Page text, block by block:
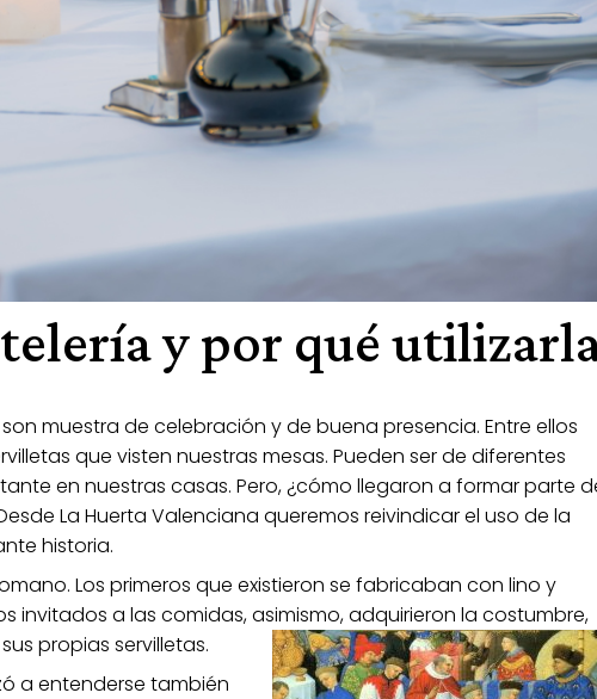
y por qué
muestra de celebración y de buena presencia. Entre ellos
que visten nuestras mesas. Pueden ser de diferentes
en nuestras casas. Pero, ¿cómo llegaron a formar parte
La Huerta Valenciana queremos reivindicar el uso de la
historia.
Los primeros que existieron se fabricaban con lino y
invitados a las comidas, asimismo, adquirieron la costumbre,
propias servilletas.
a entenderse también